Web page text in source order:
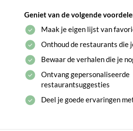
Geniet van de volgende
Maak je eigen lijst van
Onthoud de restaurants die
Bewaar de verhalen die je
Ontvang gepersonaliseerde
restaurantsuggesties
Deel je goede ervaringen